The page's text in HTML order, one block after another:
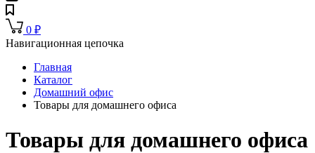
0 ₽
Навигационная цепочка
Главная
Каталог
Домашний офис
Товары для домашнего офиса
Товары для домашнего офиса